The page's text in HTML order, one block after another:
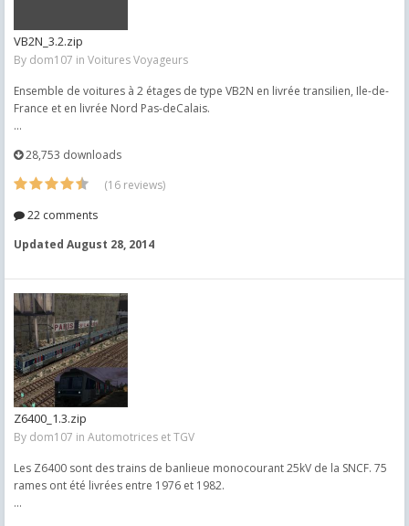
VB2N_3.2.zip
By dom107 in Voitures Voyageurs
Ensemble de voitures à 2 étages de type VB2N en livrée transilien, Ile-de-
France et en livrée Nord Pas-deCalais.
...
28,753 downloads
(16 reviews)
22 comments
Updated August 28, 2014
Z6400_1.3.zip
By dom107 in Automotrices et TGV
Les Z6400 sont des trains de banlieue monocourant 25kV de la SNCF. 75
rames ont été livrées entre 1976 et 1982.
...